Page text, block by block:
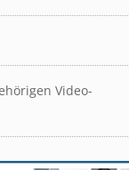
Video-